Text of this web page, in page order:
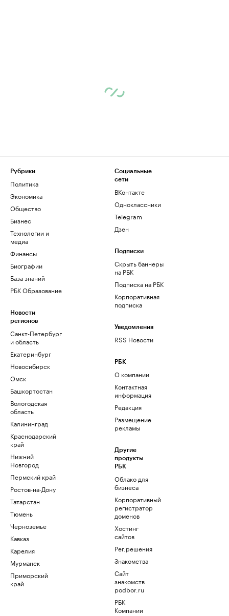
Рубрики
Политика
Экономика
Общество
Бизнес
Технологии и
медиа
Финансы
Биографии
База знаний
РБК Образование
Новости
регионов
Санкт-Петербург
и область
Екатеринбург
Новосибирск
Омск
Башкортостан
Вологодская
область
Калининград
Краснодарский
край
Нижний
Новгород
Пермский край
Ростов-на-Дону
Татарстан
Тюмень
Черноземье
Кавказ
Карелия
Мурманск
Приморский
край
Социальные
сети
ВКонтакте
Одноклассники
Telegram
Дзен
Подписки
Скрыть баннеры
на РБК
Подписка на РБК
Корпоративная
подписка
Уведомления
RSS Новости
РБК
О компании
Контактная
информация
Редакция
Размещение
рекламы
Другие
продукты
РБК
Облако для
бизнеса
Корпоративный
регистратор
доменов
Хостинг
сайтов
Рег.решения
Знакомства
Сайт
знакомств
podbor.ru
РБК
Компании